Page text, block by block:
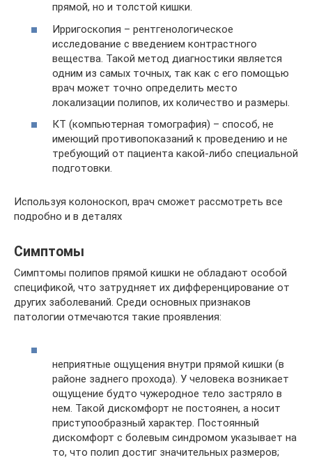
прямой, но и толстой кишки.
Ирригоскопия – рентгенологическое
исследование с введением контрастного
вещества. Такой метод диагностики является
одним из самых точных, так как с его помощью
врач может точно определить место
локализации полипов, их количество и размеры.
КТ (компьютерная томография) – способ, не
имеющий противопоказаний к проведению и не
требующий от пациента какой-либо специальной
подготовки.
Используя колоноскоп, врач сможет рассмотреть все
подробно и в деталях
Симптомы
Симптомы полипов прямой кишки не обладают особой
спецификой, что затрудняет их дифференцирование от
других заболеваний. Среди основных признаков
патологии отмечаются такие проявления:
неприятные ощущения внутри прямой кишки (в
районе заднего прохода). У человека возникает
ощущение будто чужеродное тело застряло в
нем. Такой дискомфорт не постоянен, а носит
приступообразный характер. Постоянный
дискомфорт с болевым синдромом указывает на
то, что полип достиг значительных размеров;